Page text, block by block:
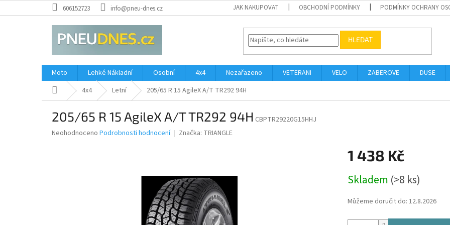
na
606152723 info@pneu-dnes.cz JAK NAKUPOVAT OBCHODNÍ PODMÍNKY PODMÍNKY OCHRANY
HLEDAT
Moto Lehké Nákladní Osobní 4x4 Nezařazeno VETERANI VELO ZABEROVE DUSE
Domů 4x4 Letní 205/65 R 15 AgileX A/T TR292 94H
205/65 R 15 AgileX A/T TR292 94H CBPTR29220G15HHJ
Průměrné
Neohodnoceno Podrobnosti hodnocení Značka: TRIANGLE
1 438 Kč
cena:
Skladem (>8 ks)
Můžeme doručit do: 12.8.2026